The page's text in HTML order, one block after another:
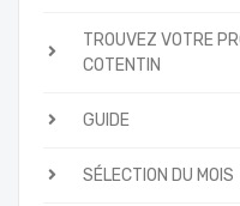
TROUVEZ VOTRE
COTENTIN
GUIDE
SÉLECTION DU MOIS